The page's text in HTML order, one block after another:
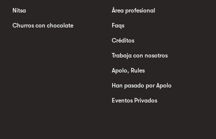
Nitsa
Churros con chocolate
Área profesional
Faqs
Créditos
Trabaja con nosotros
Apolo, Rules
Han pasado por Apolo
Eventos Privados